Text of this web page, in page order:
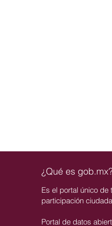
¿Qué es
Es el portal único de
participación
Portal de datos